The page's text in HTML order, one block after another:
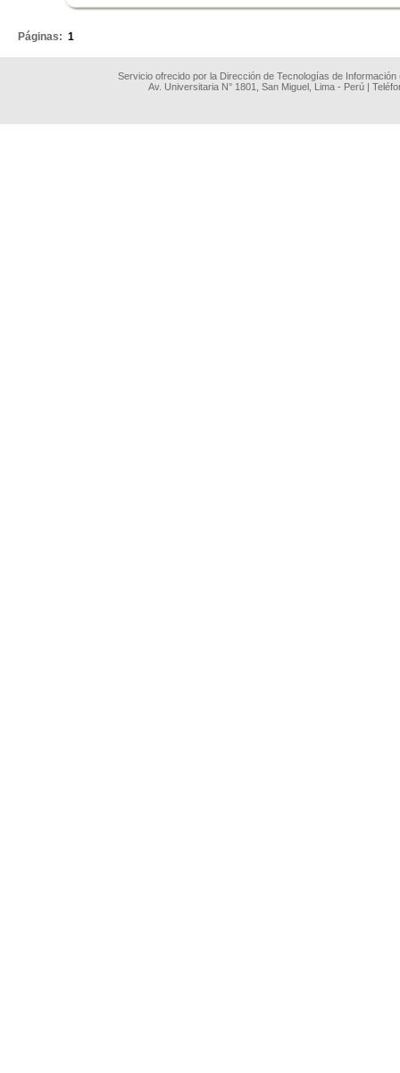
Páginas: 1
Servicio ofrecido por la Dirección de Tecnologías de
Av. Universitaria N° 1801, San Miguel, Lima - Perú |